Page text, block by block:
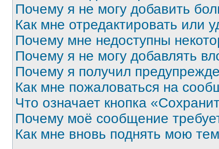
Почему я не могу добавить
Как мне отредактировать или
Почему мне недоступны
Почему я не могу добавлять
Почему я получил
Как мне пожаловаться на
Что означает кнопка
Почему моё сообщение
Как мне вновь поднять мою